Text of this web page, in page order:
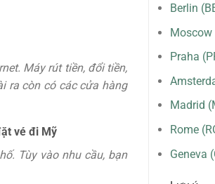
Máy rút tiền, đổi tiền,
ra còn có các cửa hàng
vé đi Mỹ
Tùy vào nhu cầu, bạn
Berlin
Moscow
Praha
Madrid
Rome
Geneva